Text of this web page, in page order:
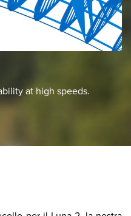
at high speeds.